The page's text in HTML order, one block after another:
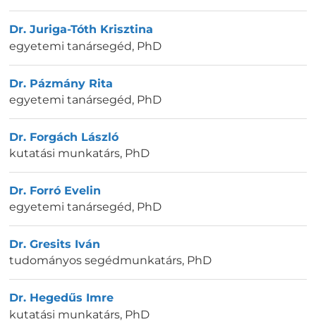
Dr. Juriga-Tóth Krisztina
egyetemi tanársegéd, PhD
Dr. Pázmány Rita
egyetemi tanársegéd, PhD
Dr. Forgách László
kutatási munkatárs, PhD
Dr. Forró Evelin
egyetemi tanársegéd, PhD
Dr. Gresits Iván
tudományos segédmunkatárs, PhD
Dr. Hegedűs Imre
kutatási munkatárs, PhD